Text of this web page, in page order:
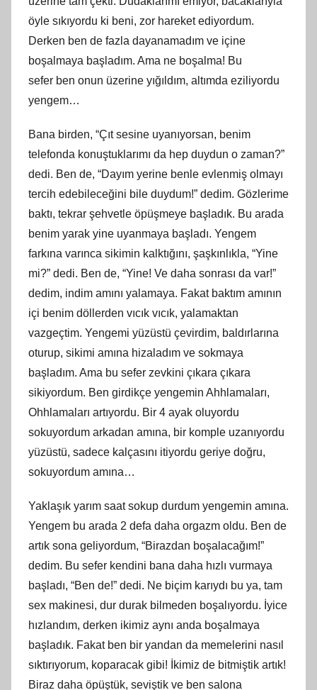
öyle sıkıyordu ki beni, zor hareket ediyordum.
Derken ben de fazla dayanamadım ve içine
boşalmaya başladım. Ama ne boşalma! Bu
sefer ben onun üzerine yığıldım, altımda eziliyordu
yengem…
Bana birden, “Çıt sesine uyanıyorsan, benim
telefonda konuştuklarımı da hep duydun o zaman?”
dedi. Ben de, “Dayım yerine benle evlenmiş olmayı
tercih edebileceğini bile duydum!” dedim. Gözlerime
baktı, tekrar şehvetle öpüşmeye başladık. Bu arada
benim yarak yine uyanmaya başladı. Yengem
farkına varınca sikimin kalktığını, şaşkınlıkla, “Yine
mi?” dedi. Ben de, “Yine! Ve daha sonrası da var!”
dedim, indim amını yalamaya. Fakat baktım amının
içi benim döllerden vıcık vıcık, yalamaktan
vazgeçtim. Yengemi yüzüstü çevirdim, baldırlarına
oturup, sikimi amına hizaladım ve sokmaya
başladım. Ama bu sefer zevkini çıkara çıkara
sikiyordum. Ben girdikçe yengemin Ahhlamaları,
Ohhlamaları artıyordu. Bir 4 ayak oluyordu
sokuyordum arkadan amına, bir komple uzanıyordu
yüzüstü, sadece kalçasını itiyordu geriye doğru,
sokuyordum amına…
Yaklaşık yarım saat sokup durdum yengemin amına.
Yengem bu arada 2 defa daha orgazm oldu. Ben de
artık sona geliyordum, “Birazdan boşalacağım!”
dedim. Bu sefer kendini bana daha hızlı vurmaya
başladı, “Ben de!” dedi. Ne biçim karıydı bu ya, tam
sex makinesi, dur durak bilmeden boşalıyordu. İyice
hızlandım, derken ikimiz aynı anda boşalmaya
başladık. Fakat ben bir yandan da memelerini nasıl
sıktırıyorum, koparacak gibi! İkimiz de bitmiştik artık!
Biraz daha öpüştük, seviştik ve ben salona